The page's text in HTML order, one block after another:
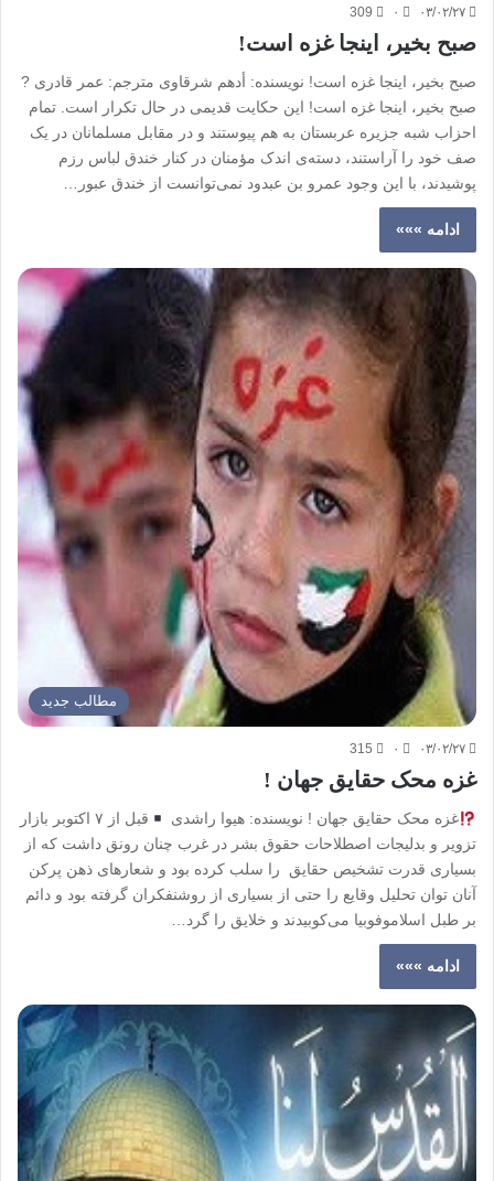
۰۳/۰۲/۲۷ ۰ 309
صبح بخیر، اینجا غزه است!
صبح بخیر، اینجا غزه است! نویسنده: أدهم شرقاوی مترجم: عمر قادری ?
صبح بخیر، اینجا غزه است! این حکایت قدیمی در حال تکرار است. تمام
احزاب شبه جزیره عربستان به هم پیوستند و در مقابل مسلمانان در یک
صف خود را آراستند، دسته‌ی اندک مؤمنان در کنار خندق لباس رزم
پوشیدند، با این وجود عمرو بن عبدود نمی‌توانست از خندق عبور…
ادامه »»»
مطالب جدید
۰۳/۰۲/۲۷ ۰ 315
غزه محک حقایق جهان !
غزه محک حقایق جهان ! نویسنده: هیوا راشدی
قبل از ۷ اکتوبر بازار
تزویر و بدلیجات اصطلاحات حقوق بشر در غرب چنان رونق داشت که از
بسیاری قدرت تشخیص حقایق را سلب کرده بود و شعارهای ذهن پرکن
آنان توان تحلیل وقایع را حتی از بسیاری از روشنفکران گرفته بود و دائم
بر طبل اسلاموفوبیا می‌کوبیدند و خلایق را گرد…
ادامه »»»